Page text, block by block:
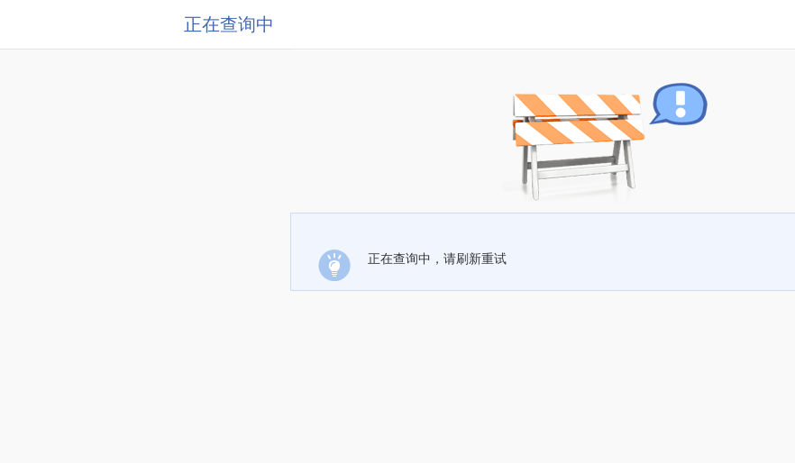
正在查询中
正在查询中，请刷新重试